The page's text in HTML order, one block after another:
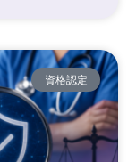
資格認定